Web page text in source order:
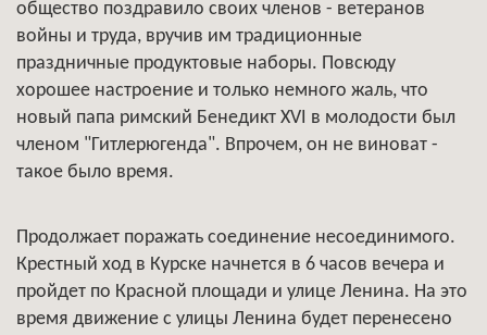
общество поздравило своих членов - ветеранов
войны и труда, вручив им традиционные
праздничные продуктовые наборы. Повсюду
хорошее настроение и только немного жаль, что
новый папа римский Бенедикт XVI в молодости был
членом "Гитлерюгенда". Впрочем, он не виноват -
такое было время.
Продолжает поражать соединение несоединимого.
Крестный ход в Курске начнется в 6 часов вечера и
пройдет по Красной площади и улице Ленина. На это
время движение с улицы Ленина будет перенесено